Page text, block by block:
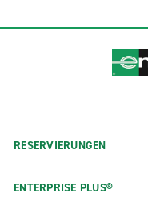
RESERVIERUNGEN
ENTERPRISE PLUS®